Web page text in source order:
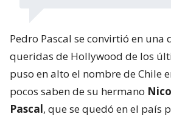
Pedro Pascal se convirtió en una
queridas de Hollywood de los
puso en alto el nombre de Chile
pocos saben de su hermano
Pascal, que se quedó en el país